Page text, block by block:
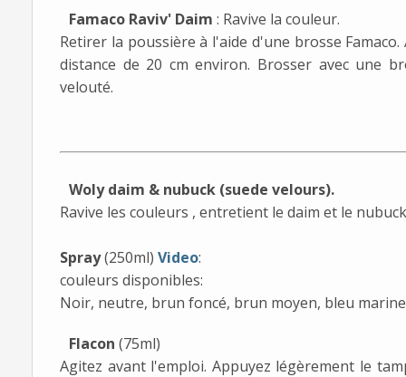
Famaco Raviv' Daim : Ravive la couleur.
Retirer la poussière à l'aide d'une brosse
distance de 20 cm environ. Brosser avec une
velouté.
Woly daim & nubuck (suede velours).
Ravive les couleurs , entretient le daim et le
Spray(250ml) Video:
couleurs disponibles:
Noir, neutre, brun foncé, brun moyen, bleu
Flacon (75ml)
Agitez avant l'emploi. Appuyez légèrement le